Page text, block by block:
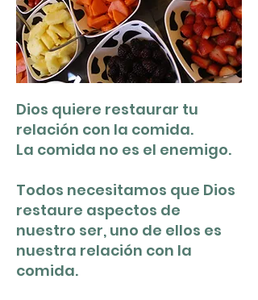
Dios quiere restaurar tu
relación con la comida.
La comida no es el enemigo.
Todos necesitamos que Dios
restaure aspectos de
nuestro ser, uno de ellos es
nuestra relación con la
comida.